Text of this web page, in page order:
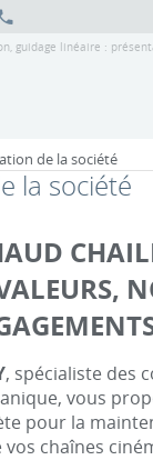
guidage linéaire :
de la société
la société
, spécialiste des
vous
pour la
chaînes